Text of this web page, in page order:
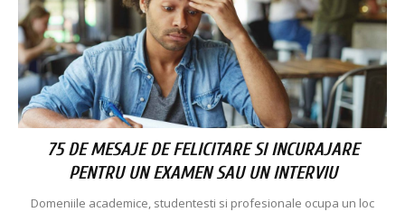
75 DE MESAJE DE FELICITARE SI INCURAJARE
PENTRU UN EXAMEN SAU UN INTERVIU
Domeniile academice, studentesti si profesionale ocupa un loc